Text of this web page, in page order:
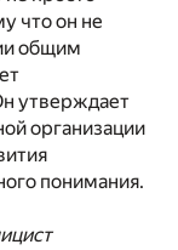
что он не
общим
утверждает
организации
понимания.